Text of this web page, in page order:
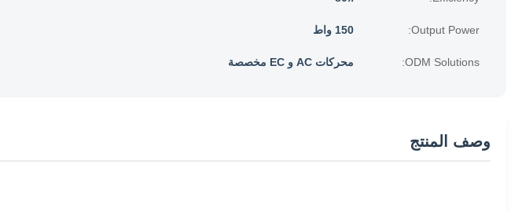
Output Power: 150 واط
ODM Solutions: محركات AC و EC مخصصة
وصف المنتج